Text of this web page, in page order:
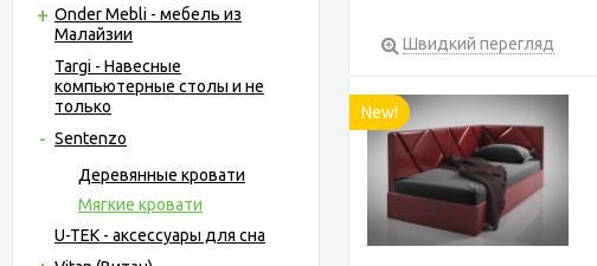
Onder Mebli - мебель из
Малайзии
Targi - Навесные
компьютерные столы и не
только
Sentenzo
Деревянные кровати
Мягкие кровати
U-TEK - аксессуары для сна
Швидкий перегляд
New!